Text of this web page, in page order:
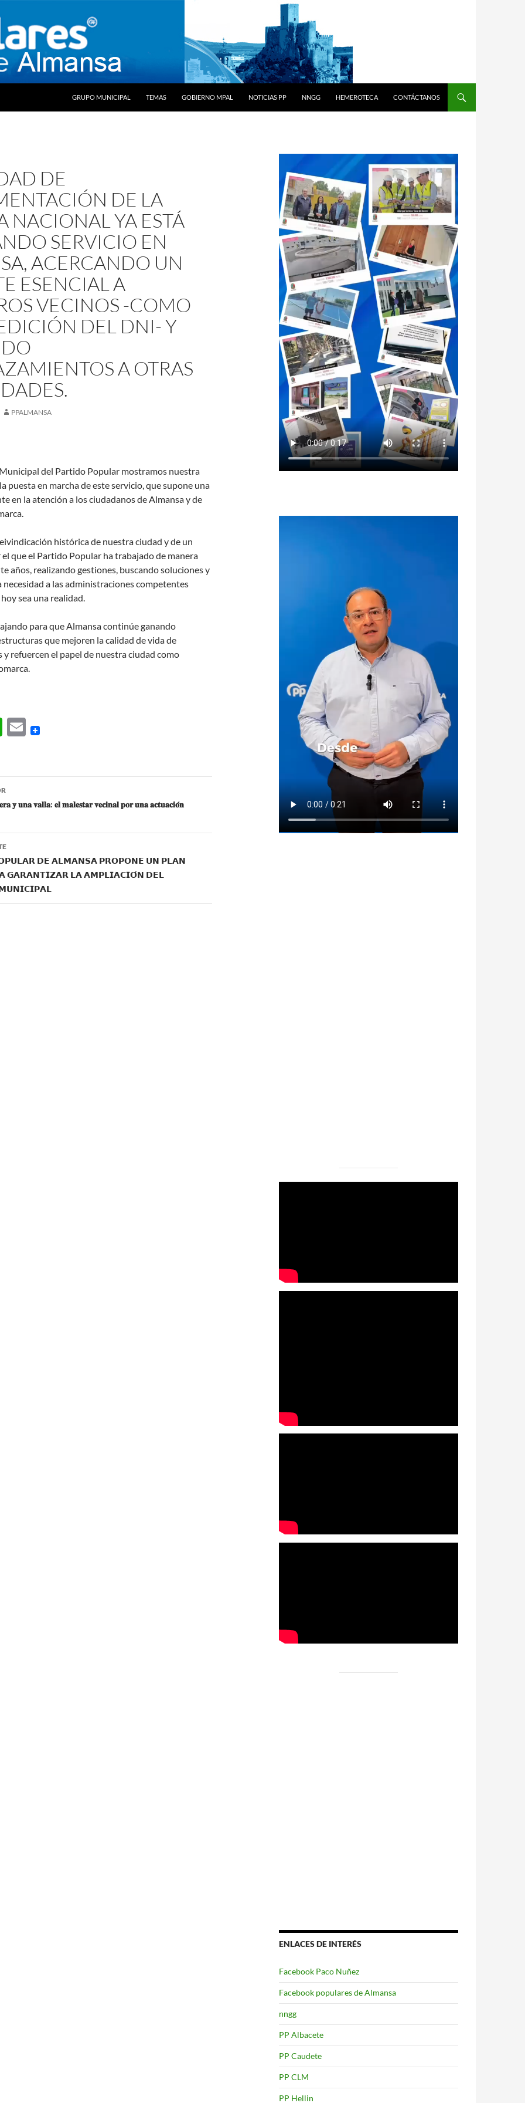
GRUPO MUNICIPAL
TEMAS GOBIERNO MPAL NOTICIAS PP NNGG HEMEROTECA CONTÁCTANOS
DE
DE LA
NACIONAL YA ESTÁ
SERVICIO EN
ACERCANDO UN
ESENCIAL A
VECINOS -COMO
DEL DNI- Y
A OTRAS
PPALMANSA
del Partido Popular mostramos nuestra
puesta en marcha de este servicio, que supone una
en la atención a los ciudadanos de Almansa y de
histórica de nuestra ciudad y de un
que el Partido Popular ha trabajado de manera
años, realizando gestiones, buscando soluciones y
a las administraciones competentes
sea una realidad.
para que Almansa continúe ganando
que mejoren la calidad de vida de
y refuercen el papel de nuestra ciudad como
W
s
A
p
E
𝐲 𝐮𝐧𝐚 𝐯𝐚𝐥𝐥𝐚: 𝐞𝐥 𝐦𝐚𝐥𝐞𝐬𝐭𝐚𝐫 𝐯𝐞𝐜𝐢𝐧𝐚𝐥 𝐩𝐨𝐫 𝐮𝐧𝐚 𝐚𝐜𝐭𝐮𝐚𝐜𝐢𝐨́𝐧
𝗗𝗘 𝗔𝗟𝗠𝗔𝗡𝗦𝗔 𝗣𝗥𝗢𝗣𝗢𝗡𝗘 𝗨𝗡 𝗣𝗟𝗔𝗡
𝗚𝗔𝗥𝗔𝗡𝗧𝗜𝗭𝗔𝗥 𝗟𝗔 𝗔𝗠𝗣𝗟𝗜𝗔𝗖𝗜𝗢́𝗡 𝗗𝗘𝗟
ENLACES DE INTERÉS
Facebook Paco Nuñez
Facebook populares de Almansa
nngg
PP Albacete
PP Caudete
PP CLM
PP Hellin